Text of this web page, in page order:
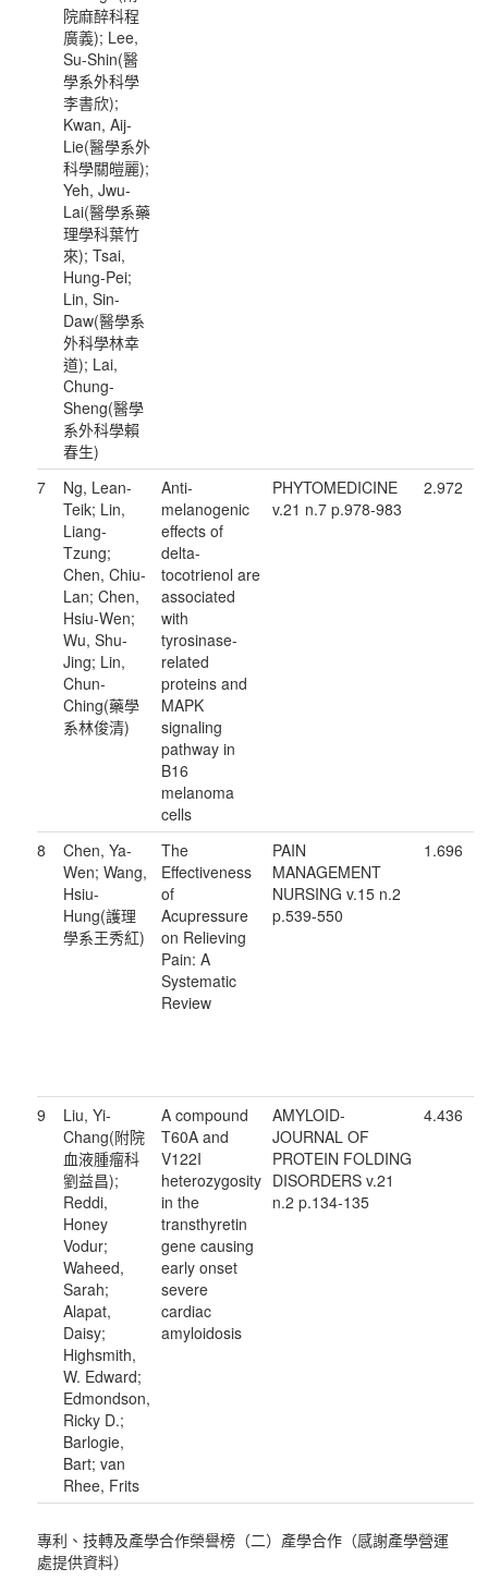
院麻醉科程
廣義); Lee,
Su-Shin(醫
學系外科學
李書欣);
Kwan, Aij-
Lie(醫學系外
科學關皚麗);
Yeh, Jwu-
Lai(醫學系藥
理學科葉竹
來); Tsai,
Hung-Pei;
Lin, Sin-
Daw(醫學系
外科學林幸
道); Lai,
Chung-
Sheng(醫學
系外科學賴
春生)
7
Ng, Lean-
Teik; Lin,
Liang-
Tzung;
Chen, Chiu-
Lan; Chen,
Hsiu-Wen;
Wu, Shu-
Jing; Lin,
Chun-
Ching(藥學
系林俊清)
Anti-
melanogenic
effects of
delta-
tocotrienol are
associated
with
tyrosinase-
related
proteins and
MAPK
signaling
pathway in
B16
melanoma
cells
PHYTOMEDICINE
v.21 n.7 p.978-983
2.972
8
Chen, Ya-
Wen; Wang,
Hsiu-
Hung(護理
學系王秀紅)
The
Effectiveness
of
Acupressure
on Relieving
Pain: A
Systematic
Review
PAIN
MANAGEMENT
NURSING v.15 n.2
p.539-550
1.696
9
Liu, Yi-
Chang(附院
血液腫瘤科
劉益昌);
Reddi,
Honey
Vodur;
Waheed,
Sarah;
Alapat,
Daisy;
Highsmith,
W. Edward;
Edmondson,
Ricky D.;
Barlogie,
Bart; van
Rhee, Frits
A compound
T60A and
V122I
heterozygosity
in the
transthyretin
gene causing
early onset
severe
cardiac
amyloidosis
AMYLOID-
JOURNAL OF
PROTEIN FOLDING
DISORDERS v.21
n.2 p.134-135
4.436
專利、技轉及產學合作榮譽榜（二）產學合作（感謝產學營運
處提供資料）